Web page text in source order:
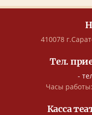
410078
Тел.
-
Часы
Касса